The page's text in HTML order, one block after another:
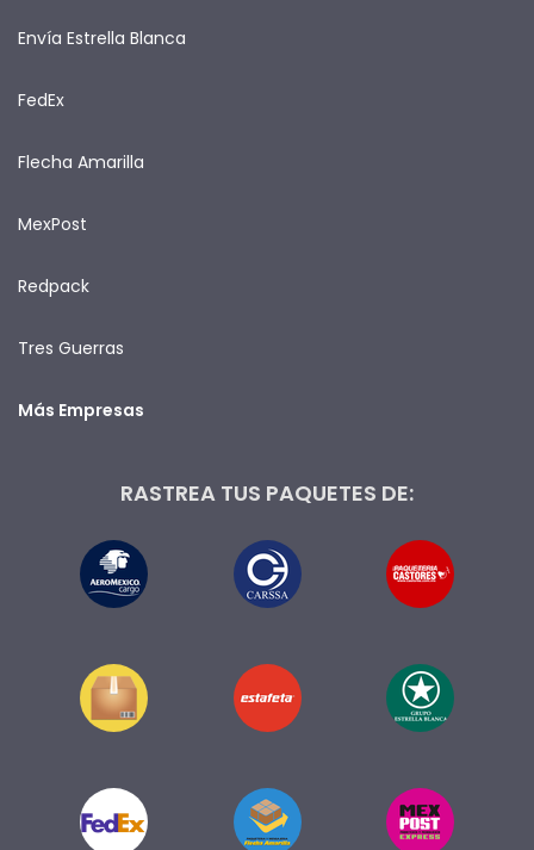
Envía Estrella Blanca
FedEx
Flecha Amarilla
MexPost
Redpack
Tres Guerras
Más Empresas
RASTREA TUS PAQUETES DE: